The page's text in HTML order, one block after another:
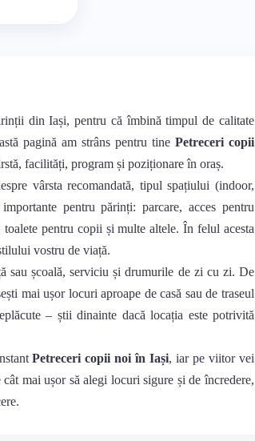
din Iași, pentru că îmbină timpul de calitate
pagină am strâns pentru tinePetreceri copii
facilități, program și poziționare în oraș.
vârsta recomandată, tipul spațiului (indoor,
pentru părinți: parcare, acces pentru
pentru copii și multe altele. În felul acesta
vostru de viață.
sau școală, serviciu și drumurile de zi cu zi. De
mai ușor locuri aproape de casă sau de traseul
– știi dinainte dacă locația este potrivită
Petreceri copii noi în Iași, iar pe viitor vei
mai ușor să alegi locuri sigure și de încredere,